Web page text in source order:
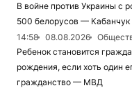
В войне против Украины с
500 белорусов — Кабанчук
14:58
08.08.2026
Ребенок становится
рождения, если хоть один
гражданство — МВД